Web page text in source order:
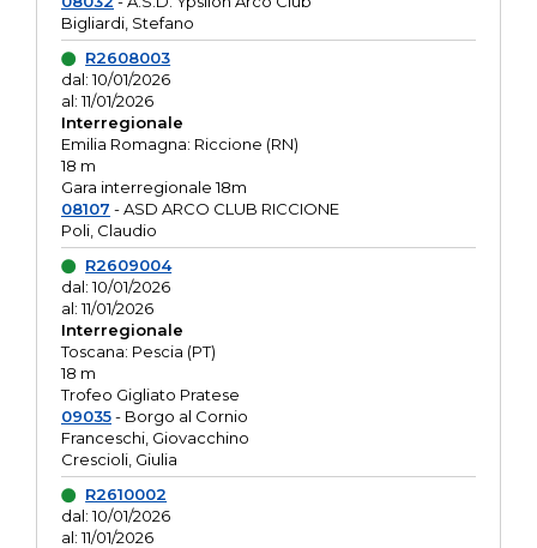
Bigliardi, Stefano
R2608003
dal: 10/01/2026
al: 11/01/2026
Interregionale
Emilia Romagna: Riccione (RN)
18 m
Gara interregionale 18m
08107 - ASD ARCO CLUB RICCIONE
Poli, Claudio
R2609004
dal: 10/01/2026
al: 11/01/2026
Interregionale
Toscana: Pescia (PT)
18 m
Trofeo Gigliato Pratese
09035- Borgo al Cornio
Franceschi, Giovacchino
Crescioli, Giulia
R2610002
dal: 10/01/2026
al: 11/01/2026